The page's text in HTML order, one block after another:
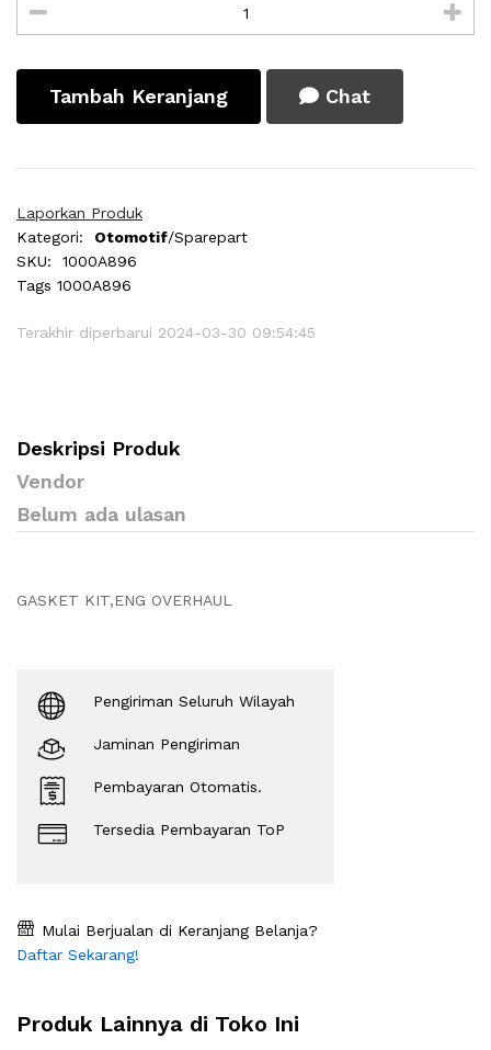
Tambah Keranjang Chat
Laporkan Produk
Kategori:
Otomotif/Sparepart
SKU:
1000A896
Tags 1000A896
Terakhir diperbarui 2024-03-30 09:54:45
Deskripsi Produk
Vendor
Belum ada ulasan
GASKET KIT,ENG OVERHAUL
Pengiriman Seluruh Wilayah
Jaminan Pengiriman
Pembayaran Otomatis.
Tersedia Pembayaran ToP
Mulai Berjualan di Keranjang Belanja?
Daftar Sekarang!
Produk Lainnya di Toko Ini